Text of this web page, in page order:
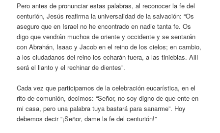
Pero antes de pronunciar estas palabras, al reconocer la fe del
centurión, Jesús reafirma la universalidad de la salvación: “Os
aseguro que en Israel no he encontrado en nadie tanta fe. Os
digo que vendrán muchos de oriente y occidente y se sentarán
con Abrahán, Isaac y Jacob en el reino de los cielos; en cambio,
a los ciudadanos del reino los echarán fuera, a las tinieblas. Allí
será el llanto y el rechinar de dientes”.
Cada vez que participamos de la celebración eucarística, en el
rito de comunión, decimos: “Señor, no soy digno de que ente en
mi casa, pero una palabra tuya bastará para sanarme”. Hoy
debemos decir “¡Señor, dame la fe del centurión!”